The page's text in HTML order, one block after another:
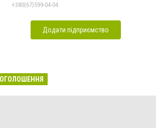
+380(67)599-04-04
Додати підприємство
ОГОЛОШЕННЯ